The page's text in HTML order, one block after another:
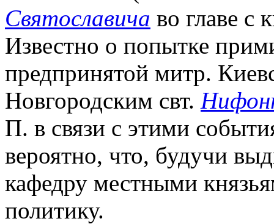
Святославича во главе с
Известно о попытке
предпринятой митр.
Новгородским свт.
П. в связи с этими
вероятно, что, будучи
кафедру местными
политику.